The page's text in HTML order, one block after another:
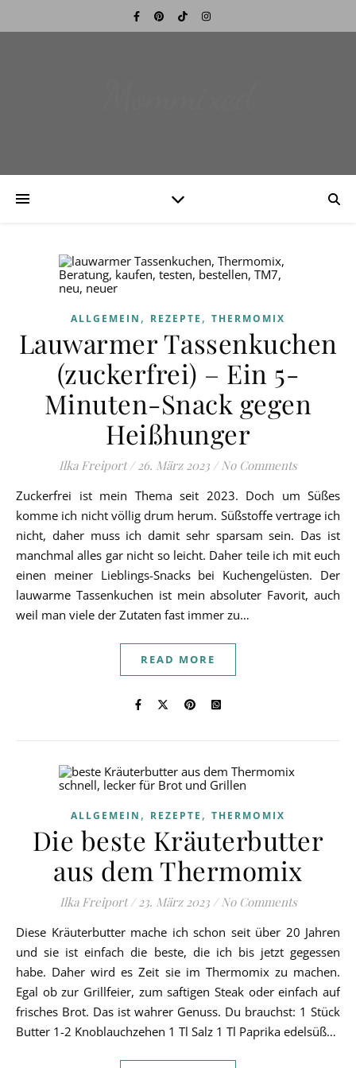
ALLGEMEIN , REZEPTE , THERMOMIX
Lauwarmer Tassenkuchen
(zuckerfrei) – Ein 5-
Minuten-Snack gegen
Heißhunger
Ilka Freiport / 26. März 2023 / No Comments
Zuckerfrei ist mein Thema seit 2023. Doch um Süßes
komme ich nicht völlig drum herum. Süßstoffe vertrage ich
nicht, daher muss ich damit sehr sparsam sein. Das ist
manchmal alles gar nicht so leicht. Daher teile ich mit euch
einen meiner Lieblings-Snacks bei Kuchengelüsten. Der
lauwarme Tassenkuchen ist mein absoluter Favorit, auch
weil man viele der Zutaten fast immer zu…
READ MORE
ALLGEMEIN , REZEPTE , THERMOMIX
Die beste Kräuterbutter
aus dem Thermomix
Ilka Freiport / 23. März 2023 / No Comments
Diese Kräuterbutter mache ich schon seit über 20 Jahren
und sie ist einfach die beste, die ich bis jetzt gegessen
habe. Daher wird es Zeit sie im Thermomix zu machen.
Egal ob zur Grillfeier, zum saftigen Steak oder einfach auf
frisches Brot. Das ist wahrer Genuss. Du brauchst: 1 Stück
Butter 1-2 Knoblauchzehen 1 Tl Salz 1 Tl Paprika edelsüß…